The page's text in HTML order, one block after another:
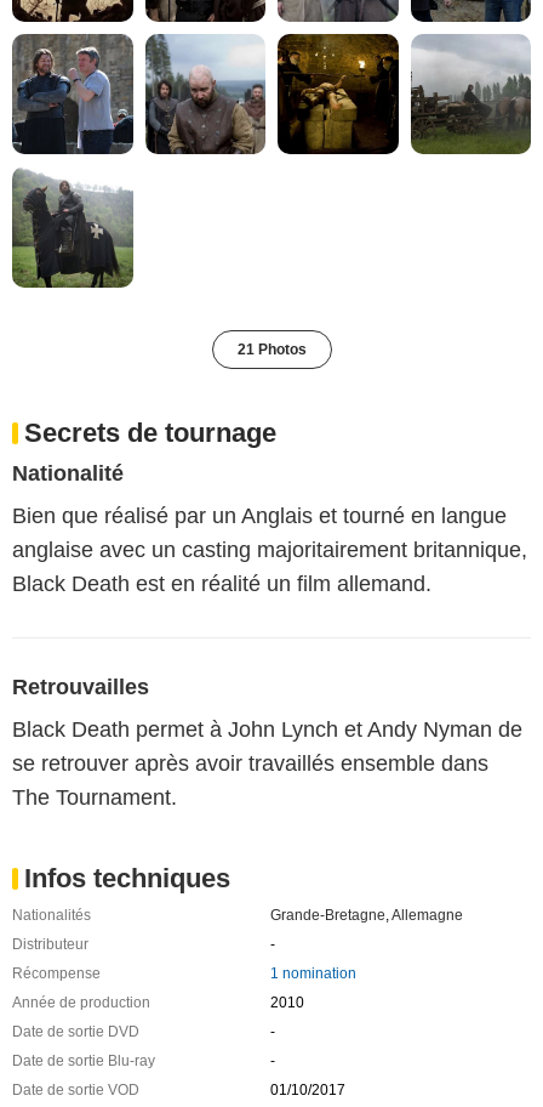
21 Photos
Secrets de tournage
Nationalité
Bien que réalisé par un Anglais et tourné en langue
anglaise avec un casting majoritairement britannique,
Black Death est en réalité un film allemand.
Retrouvailles
Black Death permet à John Lynch et Andy Nyman de
se retrouver après avoir travaillés ensemble dans
The Tournament.
Infos techniques
Nationalités Grande-Bretagne Allemagne
Distributeur
-
Récompense
1 nomination
Année de production
2010
Date de sortie DVD
-
Date de sortie Blu-ray
-
Date de sortie VOD
01/10/2017